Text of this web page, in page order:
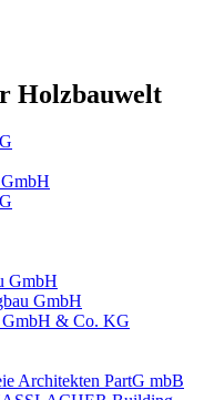
Holzbauwelt